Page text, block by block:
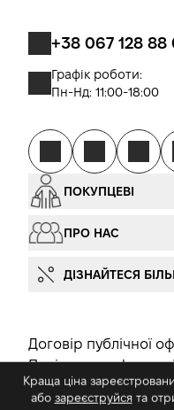
+38 067 128 88
Графік роботи:
Пн-Нд: 11:00-18:00
ПОКУПЦЕВІ
ПРО НАС
ДІЗНАЙТЕСЯ
Договір публічної
Політика
Сертифікати
Краща ціна
або зареєструйся та